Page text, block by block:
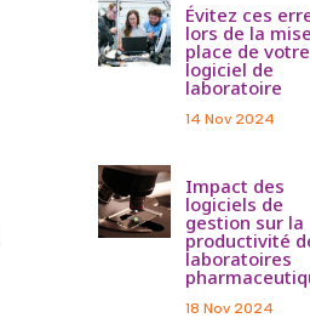
Évitez ces
lors de la
place de votre
logiciel de
laboratoire
14 Nov 2024
Impact des
logiciels de
gestion sur la
productivité
laboratoires
18 Nov 2024